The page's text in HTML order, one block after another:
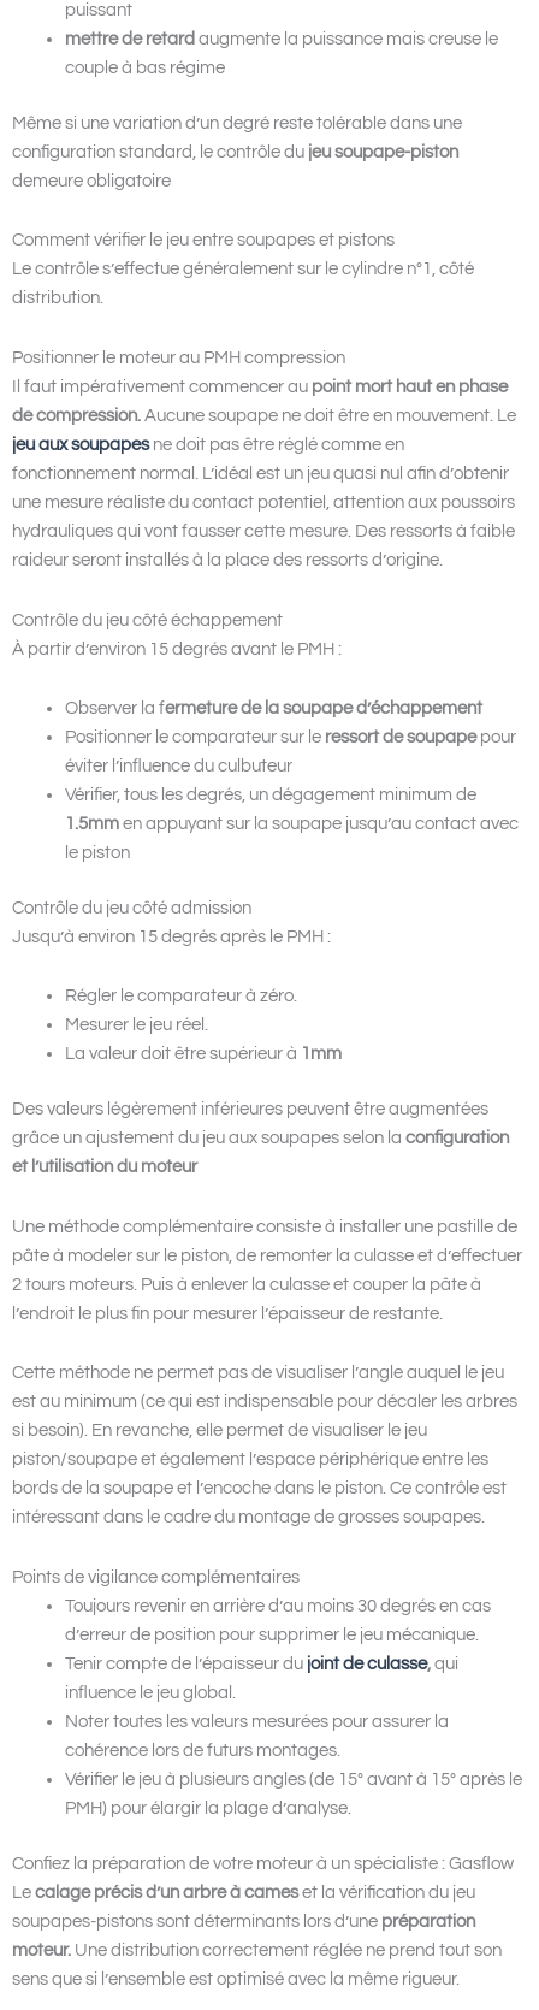
puissant
mettre de retard augmente la puissance mais creuse le
couple à bas régime
Même si une variation d’un degré reste tolérable dans une
configuration standard, le contrôle du jeu soupape-piston
demeure obligatoire
Comment vérifier le jeu entre soupapes et pistons
Le contrôle s’effectue généralement sur le cylindre n°1, côté
distribution.
Positionner le moteur au PMH compression
Il faut impérativement commencer au point mort haut en phase
de compression. Aucune soupape ne doit être en mouvement. Le
jeu aux soupapes ne doit pas être réglé comme en
fonctionnement normal. L’idéal est un jeu quasi nul afin d’obtenir
une mesure réaliste du contact potentiel, attention aux poussoirs
hydrauliques qui vont fausser cette mesure. Des ressorts à faible
raideur seront installés à la place des ressorts d’origine.
Contrôle du jeu côté échappement
À partir d’environ 15 degrés avant le PMH :
Observer la fermeture de la soupape d’échappement
Positionner le comparateur sur leressort de soupape pour
éviter l’influence du culbuteur
Vérifier, tous les degrés, un dégagement minimum de
1.5mm en appuyant sur la soupape jusqu’au contact avec
le piston
Contrôle du jeu côté admission
Jusqu’à environ 15 degrés après le PMH :
Régler le comparateur à zéro.
Mesurer le jeu réel.
La valeur doit être supérieur à 1mm
Des valeurs légèrement inférieures peuvent être augmentées
grâce un ajustement du jeu aux soupapes selon la configuration
et l’utilisation du moteur
Une méthode complémentaire consiste à installer une pastille de
pâte à modeler sur le piston, de remonter la culasse et d’effectuer
2 tours moteurs. Puis à enlever la culasse et couper la pâte à
l’endroit le plus fin pour mesurer l’épaisseur de restante.
Cette méthode ne permet pas de visualiser l’angle auquel le jeu
est au minimum (ce qui est indispensable pour décaler les arbres
si besoin). En revanche, elle permet de visualiser le jeu
piston/soupape et également l’espace périphérique entre les
bords de la soupape et l’encoche dans le piston. Ce contrôle est
intéressant dans le cadre du montage de grosses soupapes.
Points de vigilance complémentaires
Toujours revenir en arrière d’au moins 30 degrés en cas
d’erreur de position pour supprimer le jeu mécanique.
Tenir compte de l’épaisseur du joint de culasse,qui
influence le jeu global.
Noter toutes les valeurs mesurées pour assurer la
cohérence lors de futurs montages.
Vérifier le jeu à plusieurs angles (de 15° avant à 15° après le
PMH) pour élargir la plage d’analyse.
Confiez la préparation de votre moteur à un spécialiste : Gasflow
Le calage précis d’un arbre à cameset la vérification du jeu
soupapes-pistons sont déterminants lors d’une préparation
moteur. Une distribution correctement réglée ne prend tout son
sens que si l’ensemble est optimisé avec la même rigueur.